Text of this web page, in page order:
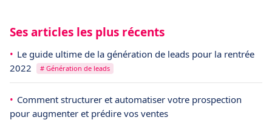
Ses articles les plus récents
Le guide ultime de la génération de leads pour la rentrée
2022
# Génération de leads
Comment structurer et automatiser votre prospection
pour augmenter et prédire vos ventes